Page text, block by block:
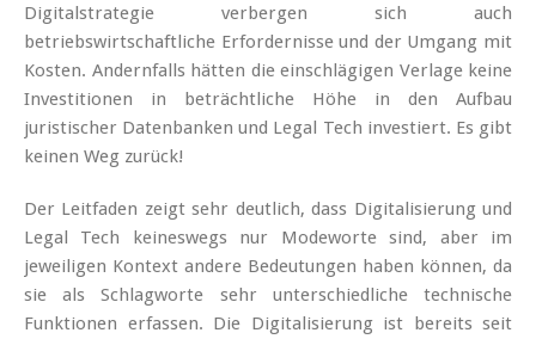
Digitalstrategie verbergen sich auch
betriebswirtschaftliche Erfordernisse und der Umgang mit
Kosten. Andernfalls hätten die einschlägigen Verlage keine
Investitionen in beträchtliche Höhe in den Aufbau
juristischer Datenbanken und Legal Tech investiert. Es gibt
keinen Weg zurück!
Der Leitfaden zeigt sehr deutlich, dass Digitalisierung und
Legal Tech keineswegs nur Modeworte sind, aber im
jeweiligen Kontext andere Bedeutungen haben können, da
sie als Schlagworte sehr unterschiedliche technische
Funktionen erfassen. Die Digitalisierung ist bereits seit